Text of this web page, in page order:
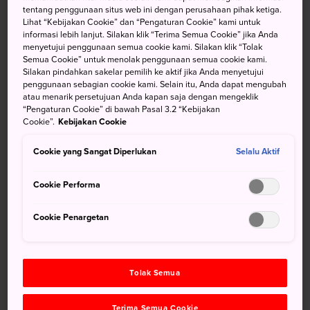
Melihat kilau Sawah Terasering Senmaida pada
saat senja
Berendam di air panas sambil melihat laut
Menuju Lokasi
Rute paling nyaman dari Tokyo adalah perjalanan satu jam
tentang penggunaan situs web ini dengan perusahaan pihak ketiga.
Lihat “Kebijakan Cookie” dan “Pengaturan Cookie” kami untuk
informasi lebih lanjut. Silakan klik “Terima Semua Cookie” jika Anda
menyetujui penggunaan semua cookie kami. Silakan klik “Tolak
Semua Cookie” untuk menolak penggunaan semua cookie kami.
Silakan pindahkan sakelar pemilih ke aktif jika Anda menyetujui
penggunaan sebagian cookie kami. Selain itu, Anda dapat mengubah
atau menarik persetujuan Anda kapan saja dengan mengeklik
“Pengaturan Cookie” di bawah Pasal 3.2 “Kebijakan
Cookie”. Kebijakan Cookie
Cookie yang Sangat Diperlukan Selalu Aktif
Cookie Performa
Cookie Penargetan
Tolak Semua